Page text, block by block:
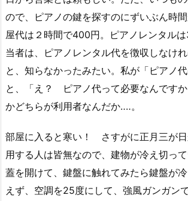
ので、ピアノの鍵を探すのにずいぶん時
屋代は２時間で400円。ピアノレンタル
当者は、ピアノレンタル代を徴収しなけ
と、知らなかったみたい。私が「ピアノ
と、「え？ ピアノ代って必要なんです
かどちらが利用者なんだか‥‥。
部屋に入ると寒い！ さすがに正月三が
用する人は皆無なので、建物が冷え切っ
蓋を開けて、鍵盤に触れてみたら鍵盤が
えず、空調を25度にして、強風ガンガン